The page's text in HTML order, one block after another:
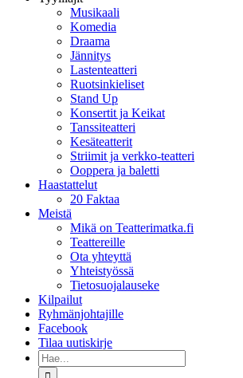
Musikaali
Komedia
Draama
Jännitys
Lastenteatteri
Ruotsinkieliset
Stand Up
Konsertit ja Keikat
Tanssiteatteri
Kesäteatterit
Striimit ja verkko-teatteri
Ooppera ja baletti
Haastattelut
20 Faktaa
Meistä
Mikä on Teatterimatka.fi
Teattereille
Ota yhteyttä
Yhteistyössä
Tietosuojalauseke
Kilpailut
Ryhmänjohtajille
Facebook
Tilaa uutiskirje
Etsi
...